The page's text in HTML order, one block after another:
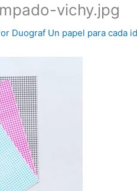
vichy.jpg
Duograf Un papel para cada